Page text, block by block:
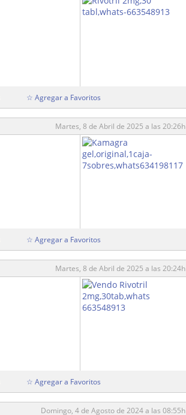
☆ Agregar a Favoritos
Martes, 8 de Abril de 2025 a las 20:26h
☆ Agregar a Favoritos
Martes, 8 de Abril de 2025 a las 20:24h
☆ Agregar a Favoritos
Domingo, 4 de Agosto de 2024 a las 08:55h